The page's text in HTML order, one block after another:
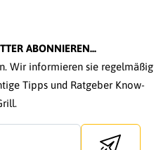
ABONNIEREN...
Wir informieren sie regelmäßig
Tipps und Ratgeber Know-
Send